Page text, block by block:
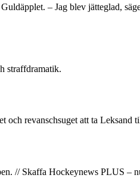
– Jag blev jätteglad,
straffdramatik.
och revanschsuget att ta
// Skaffa Hockeynews PLUS